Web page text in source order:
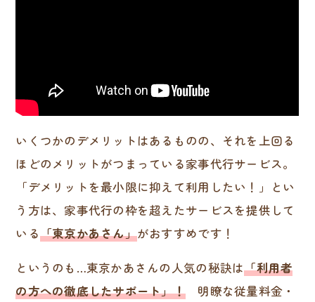
いくつかのデメリットはあるものの、それを上回る
ほどのメリットがつまっている家事代行サービス。
「デメリットを最小限に抑えて利用したい！」とい
う方は、家事代行の枠を超えたサービスを提供して
いる「東京かあさん」がおすすめです！
というのも…東京かあさんの人気の秘訣は「利用者
の方への徹底したサポート」！ 明瞭な従量料金・